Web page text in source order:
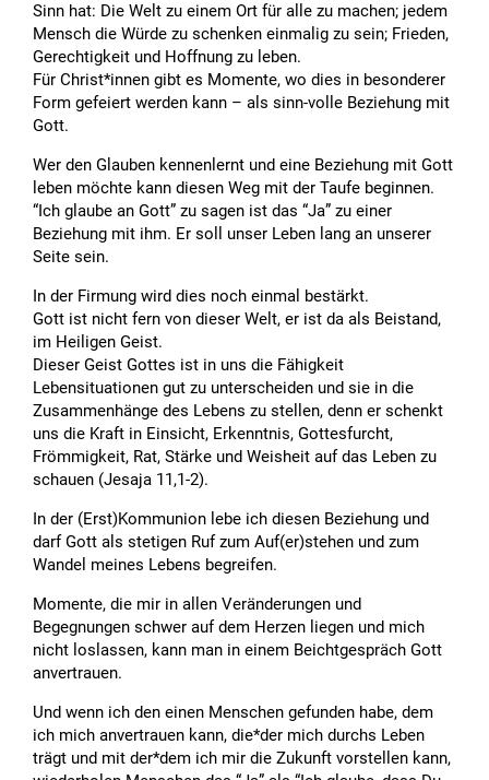
Sinn hat: Die Welt zu einem Ort für alle zu machen; jedem
Mensch die Würde zu schenken einmalig zu sein; Frieden,
Gerechtigkeit und Hoffnung zu leben.
Für Christ*innen gibt es Momente, wo dies in besonderer
Form gefeiert werden kann – als sinn-volle Beziehung mit
Gott.
Wer den Glauben kennenlernt und eine Beziehung mit Gott
leben möchte kann diesen Weg mit der Taufe beginnen.
“Ich glaube an Gott” zu sagen ist das “Ja” zu einer
Beziehung mit ihm. Er soll unser Leben lang an unserer
Seite sein.
In der Firmung wird dies noch einmal bestärkt.
Gott ist nicht fern von dieser Welt, er ist da als Beistand,
im Heiligen Geist.
Dieser Geist Gottes ist in uns die Fähigkeit
Lebensituationen gut zu unterscheiden und sie in die
Zusammenhänge des Lebens zu stellen, denn er schenkt
uns die Kraft in Einsicht, Erkenntnis, Gottesfurcht,
Frömmigkeit, Rat, Stärke und Weisheit auf das Leben zu
schauen (Jesaja 11,1-2).
In der (Erst)Kommunion lebe ich diesen Beziehung und
darf Gott als stetigen Ruf zum Auf(er)stehen und zum
Wandel meines Lebens begreifen.
Momente, die mir in allen Veränderungen und
Begegnungen schwer auf dem Herzen liegen und mich
nicht loslassen, kann man in einem Beichtgespräch Gott
anvertrauen.
Und wenn ich den einen Menschen gefunden habe, dem
ich mich anvertrauen kann, die*der mich durchs Leben
trägt und mit der*dem ich mir die Zukunft vorstellen kann,